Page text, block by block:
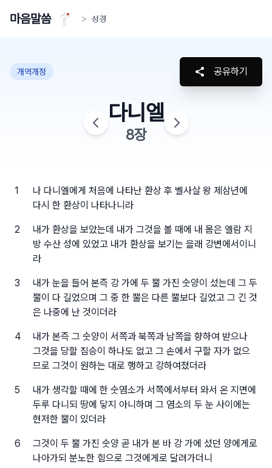
마음말씀 > 성경
개역개정 공유하기
다니엘
8장
1
나 다니엘에게 처음에 나타난 환상 후 벨사살 왕 제삼년에
다시 한 환상이 나타나니라
2
내가 환상을 보았는데 내가 그것을 볼 때에 내 몸은 엘람 지
방 수산 성에 있었고 내가 환상을 보기는 을래 강변에서이니
라
3
내가 눈을 들어 본즉 강 가에 두 뿔 가진 숫양이 섰는데 그 두
뿔이 다 길었으며 그 중 한 뿔은 다른 뿔보다 길었고 그 긴 것
은 나중에 난 것이더라
4
내가 본즉 그 숫양이 서쪽과 북쪽과 남쪽을 향하여 받으나
그것을 당할 짐승이 하나도 없고 그 손에서 구할 자가 없으
므로 그것이 원하는 대로 행하고 강하여졌더라
5
내가 생각할 때에 한 숫염소가 서쪽에서부터 와서 온 지면에
두루 다니되 땅에 닿지 아니하며 그 염소의 두 눈 사이에는
현저한 뿔이 있더라
6
그것이 두 뿔 가진 숫양 곧 내가 본 바 강 가에 섰던 양에게로
나아가되 분노한 힘으로 그것에게로 달려가더니